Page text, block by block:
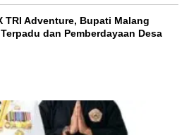
TRI Adventure, Bupati Malang
dan Pemberdayaan Desa